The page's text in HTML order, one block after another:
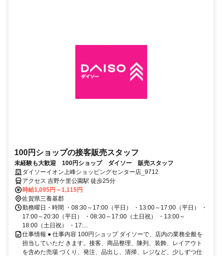
100円ショップの接客販売スタッフ
未経験も大歓迎 100円ショップ ダイソー 販売スタッフ
ダイソーイオン上峰ショッピングセンター店_9712
アクセス 吉野ケ里公園駅 徒歩25分
時給1,095円～1,115円
佐賀県三養基郡
勤務曜日・時間 ・08:30～17:00（平日） ・13:00～17:00（平日） ・
17:00～20:30（平日） ・08:30～17:00（土日祝） ・13:00～
18:00（土日祝） ・17:...
仕事情報 ● 仕事内容 100円ショップ ダイソーで、店内の業務全般を
担当していただ きます。接客、商品整理、陳列、装飾、レイアウト
を含めた売場 づくり、発注、品出し、清掃、レジなど、少しずつ仕